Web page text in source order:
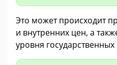
Это может происходит
и внутренних цен, а
уровня государственных